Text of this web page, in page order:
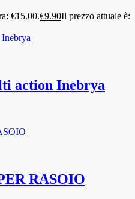
€15.00.€9.90Il prezzo attuale è:
action Inebrya
RASOIO